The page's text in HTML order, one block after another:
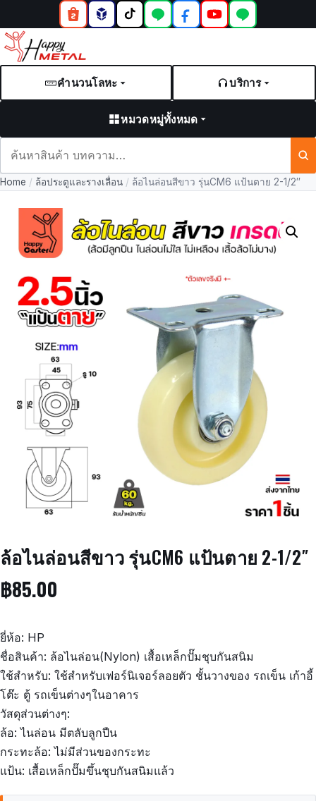
คำนวนโลหะ บริการ
หมวดหมู่ทั้งหมด
และ
Home / ล้อประตูและรางเลื่อน / ล้อไนล่อนสีขาว รุ่นCM6 แป้นตาย 2-1/2″
ล้อไนล่อนสีขาว รุ่นCM6 แป้นตาย 2-1/2″
฿85.00
ยี่ห้อ: HP
ชื่อสินค้า: ล้อไนล่อน(Nylon) เสื้อเหล็กปั๊มชุบกันสนิม
ใช้สำหรับ: ใช้สำหรับเฟอร์นิเจอร์ลอยตัว ชั้นวางของ รถเข็น เก้าอี้
โต๊ะ ตู้ รถเข็นต่างๆในอาคาร
วัสดุส่วนต่างๆ:
ล้อ: ไนล่อน มีตลับลูกปืน
กระทะล้อ: ไม่มีส่วนของกระทะ
แป้น: เสื้อเหล็กปั๊มขึ้นชุบกันสนิมแล้ว